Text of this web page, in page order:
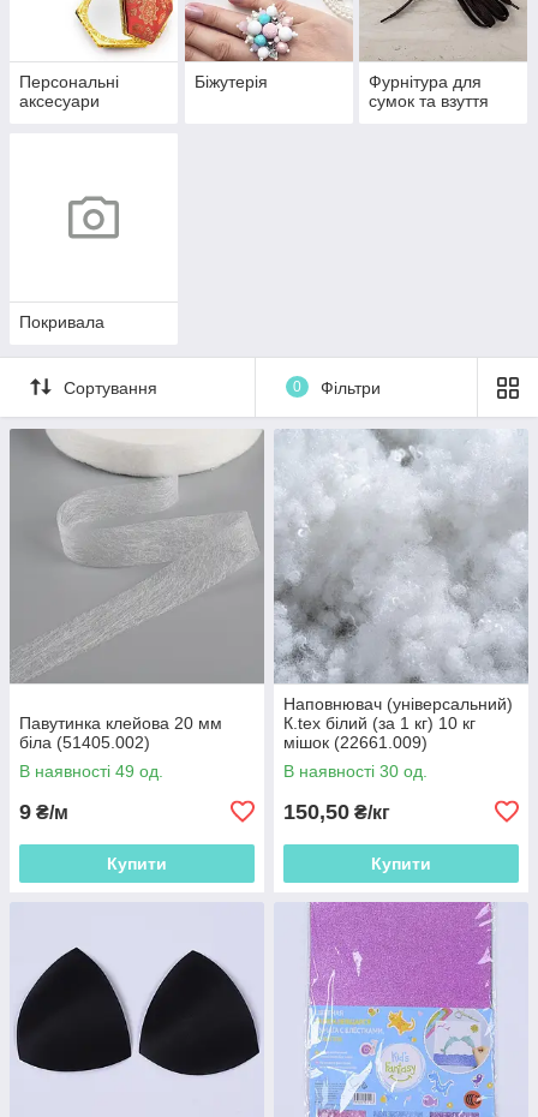
Персональні
аксесуари
Біжутерія
Фурнітура для
сумок та взуття
Покривала
Сортування 0 Фільтри
Павутинка клейова 20 мм
біла (51405.002)
В наявності 49 од.
9 ₴/м
Купити
Наповнювач (універсальний)
К.tex білий (за 1 кг) 10 кг
мішок (22661.009)
В наявності 30 од.
150,50 ₴/кг
Купити